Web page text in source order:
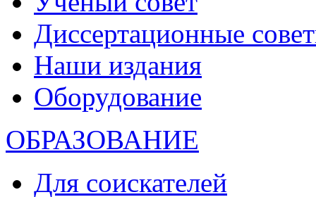
Диссертационные
Наши издания
Оборудование
ОБРАЗОВАНИЕ
Для соискателей